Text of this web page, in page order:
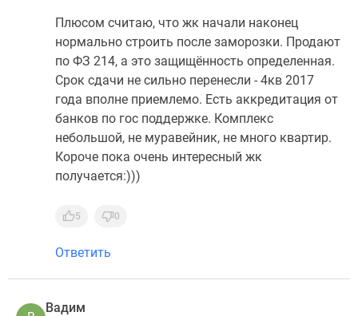
Плюсом считаю, что жк начали наконец
нормально строить после заморозки. Продают
по ФЗ 214, а это защищённость определенная.
Срок сдачи не сильно перенесли - 4кв 2017
года вполне приемлемо. Есть аккредитация от
банков по гос поддержке. Комплекс
небольшой, не муравейник, не много квартир.
Короче пока очень интересный жк
получается:)))
5 0
Ответить
Вадим